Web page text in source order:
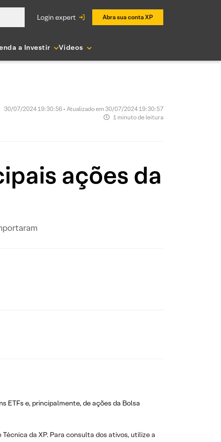
login expert Abra sua conta XP
a Investir Vídeos
30/07/2024 19:30:56 • Atualizado em 30/07/2024 19:30:57
1 minuto de leitura
ações da
ETFs e, principalmente, de ações da Bolsa
da XP. Para consulta dos ativos, utilize a